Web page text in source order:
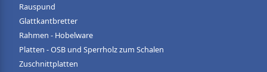
Rauspund
Glattkantbretter
Rahmen - Hobelware
Platten - OSB und Sperrholz zum Schalen
Zuschnittplatten